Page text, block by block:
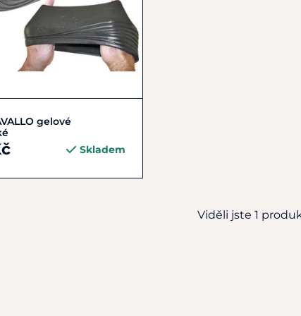
detail
gelové
Skladem
Viděli jste 1